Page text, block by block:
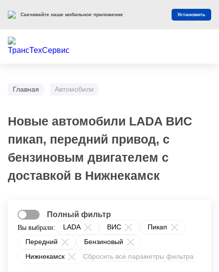
Главная Автомобили
Новые автомобили LADA ВИС
пикап, передний привод, с
бензиновым двигателем с
доставкой в Нижнекамск
Вы выбрали: LADA ВИС
Пикап
Передний
Бензиновый
Нижнекамск
Сбросить все параметры фильтра
Полный фильтр
Скачивайте наше мобильное приложение Установить